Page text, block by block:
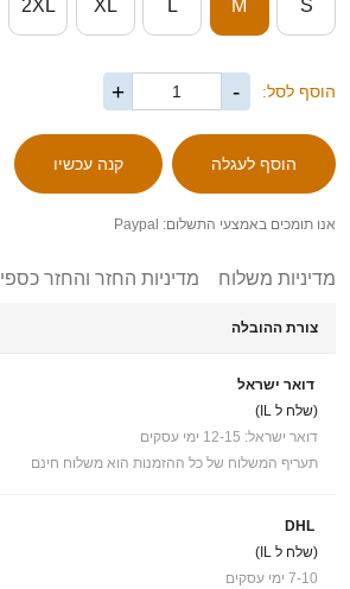
S
M
L
XL
2XL
הוסף לסל: -
+
אנו תומכים באמצעי התשלום: Paypal
מדיניות משלוח מדיניות החזר והחזר כספי
צורת ההובלה
דואר ישראל
(שלח ל IL)
דואר ישראל: 12-15 ימי עסקים
תעריף המשלוח של כל ההזמנות הוא משלוח חינם
DHL
(שלח ל IL)
7-10 ימי עסקים